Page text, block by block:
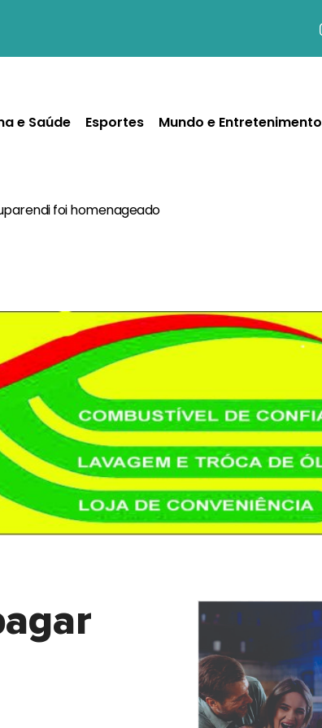
e Saúde Esportes Mundo e Entretenimento
foi homenageado